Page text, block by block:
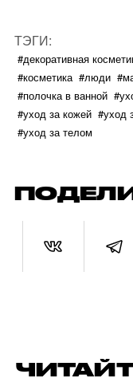
ТЭГИ:
#декоративная
#косметика #люди
#полочка в ванной
#уход за кожей #уход
#уход за телом